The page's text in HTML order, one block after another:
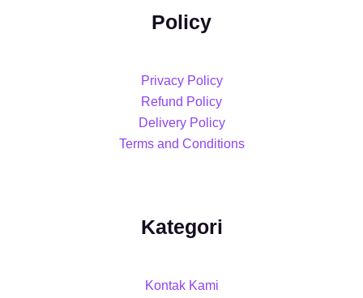
Policy
Privacy Policy
Refund Policy
Delivery Policy
Terms and Conditions
Kategori
Kontak Kami